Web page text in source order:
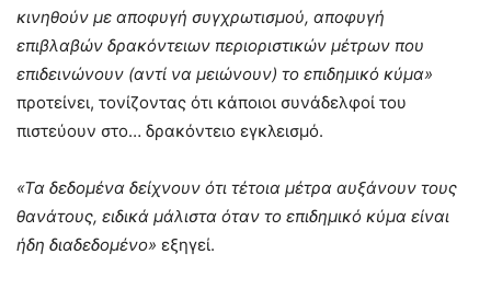
κινηθούν με αποφυγή συγχρωτισμού, αποφυγή
επιβλαβών δρακόντειων περιοριστικών μέτρων που
επιδεινώνουν (αντί να μειώνουν) το επιδημικό κύμα»
προτείνει, τονίζοντας ότι κάποιοι συνάδελφοί του
πιστεύουν στο… δρακόντειο εγκλεισμό.
«Τα δεδομένα δείχνουν ότι τέτοια μέτρα αυξάνουν τους
θανάτους, ειδικά μάλιστα όταν το επιδημικό κύμα είναι
ήδη διαδεδομένο» εξηγεί.